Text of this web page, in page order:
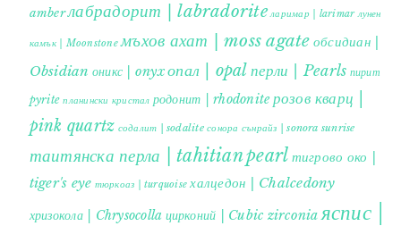
amberлабрадорит | labradorite ларимар | larimar лунен
камък | Moonstone мъхов ахат | moss agate обсидиан |
Obsidian оникс | onyxопал | opal перли | Pearls пирит |
pyrite планински кристал родонит | rhodonite розов кварц |
pink quartz содалит | sodalite сонора сънрайз | sonora sunrise
таитянска перла | tahitian pearl тигрово око |
tiger's eye тюркоаз | turquoise халцедон | Chalcedony
хризокола | Chrysocolla цирконий | Cubic zirconia яспис |